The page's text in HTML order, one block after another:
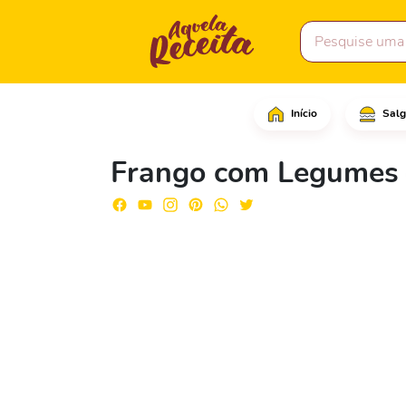
Início
Frango com
Comece cortando as